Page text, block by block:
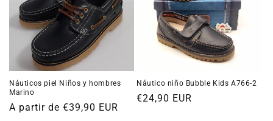
Náuticos piel Niños y hombres
Marino
Precio
A partir de €39,90 EUR
Náutico niño Bubble Kids A766-2
Precio
€24,90 EUR